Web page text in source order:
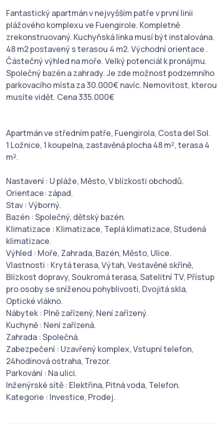
Fantastický apartmán v nejvyšším patře v první linii
plážového komplexu ve Fuengirole. Kompletně
zrekonstruovaný. Kuchyňská linka musí být instalována.
48 m2 postavený s terasou 4 m2. Východní orientace .
Částečný výhled na moře. Velký potenciál k pronájmu.
Společný bazén a zahrady. Je zde možnost podzemního
parkovacího místa za 30.000€ navíc. Nemovitost, kterou
musíte vidět. Cena 335.000€
Apartmán ve středním patře, Fuengirola, Costa del Sol.
1 Ložnice, 1 koupelna, zastavěná plocha 48 m², terasa 4
m².
Nastavení : U pláže, Město, V blízkosti obchodů.
Orientace: západ.
Stav : Výborný.
Bazén : Společný, dětský bazén.
Klimatizace : Klimatizace, Teplá klimatizace, Studená
klimatizace.
Výhled : Moře, Zahrada, Bazén, Město, Ulice.
Vlastnosti : Krytá terasa, Výtah, Vestavěné skříně,
Blízkost dopravy, Soukromá terasa, Satelitní TV, Přístup
pro osoby se sníženou pohyblivostí, Dvojitá skla,
Optické vlákno.
Nábytek : Plně zařízený, Není zařízený.
Kuchyně : Není zařízená.
Zahrada : Společná.
Zabezpečení : Uzavřený komplex, Vstupní telefon,
24hodinová ostraha, Trezor.
Parkování : Na ulici.
Inženýrské sítě : Elektřina, Pitná voda, Telefon.
Kategorie : Investice, Prodej.